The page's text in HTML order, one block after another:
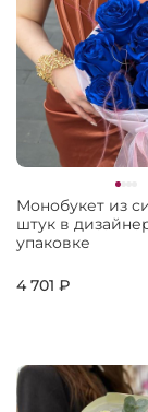
Монобукет из
штук в
упаковке
4 701 ₽